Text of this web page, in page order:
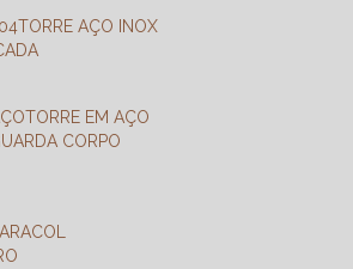
TORRE AÇO INOX
TORRE EM AÇO
CORPO